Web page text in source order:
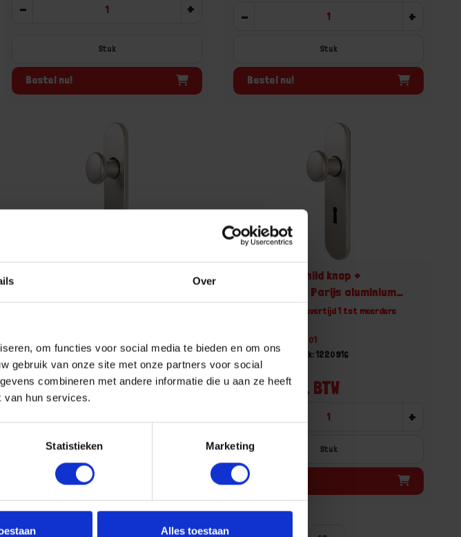
Over
om functies voor social media te bieden en om ons
gebruik van onze site met onze partners voor social
combineren met andere informatie die u aan ze heeft
van hun services.
Statistieken Marketing
Alles toestaan
- +
Stuk
Bestel nu!
- +
Stuk
Bestel nu!
Artikelnummer merk: 1220918
€ 9,68 incl. BTW
Prijs per 1 Stuk
Stuk
Bestel nu!
OXLOC Knopschild knop +
profielcilinder Parijs aluminium
Niet op voorraad, levertijd 1 tot meerdere
Gtin: 8714678109201
Artikelnummer merk: 1220916
€ 9,68 incl. BTW
Prijs per 1 Stuk
+
Stuk
Bestel nu!